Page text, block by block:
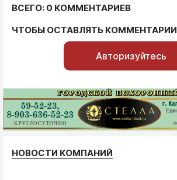
ВСЕГО: 0 КОММЕНТАРИЕВ
ЧТОБЫ ОСТАВЛЯТЬ КОММЕНТАРИИ
Авторизуйтесь
НОВОСТИ КОМПАНИЙ